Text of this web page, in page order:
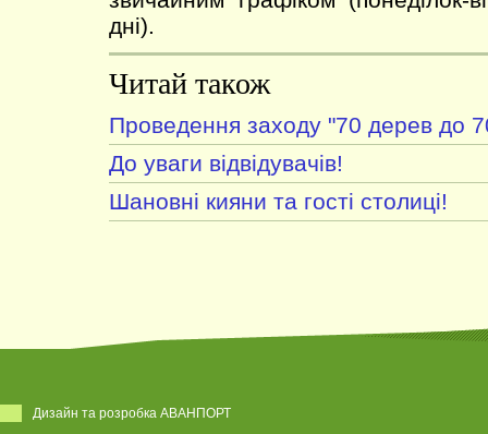
дні).
Читай також
Проведення заходу "70 дерев до
До уваги відвідувачів!
Шановні кияни та гості столиці!
Дизайн та розробка АВАНПОРТ